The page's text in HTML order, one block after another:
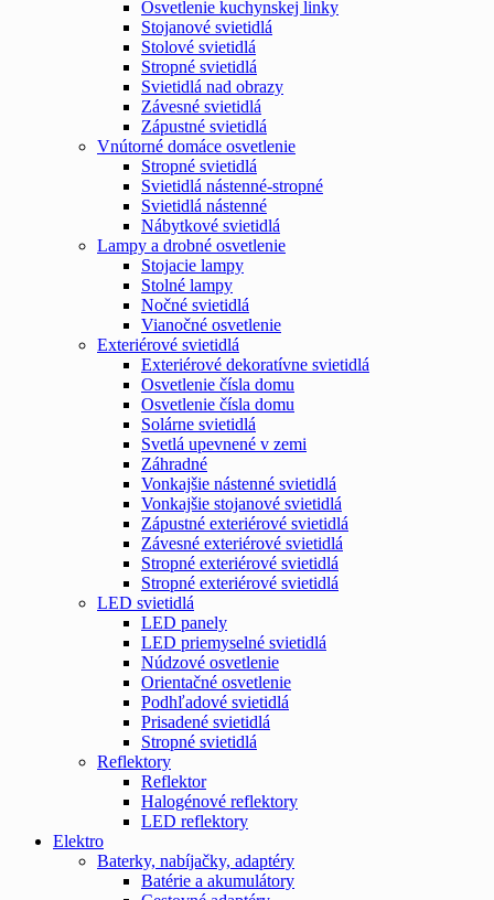
Osvetlenie kuchynskej linky
Stojanové svietidlá
Stolové svietidlá
Stropné svietidlá
Svietidlá nad obrazy
Závesné svietidlá
Zápustné svietidlá
Vnútorné domáce osvetlenie
Stropné svietidlá
Svietidlá nástenné-stropné
Svietidlá nástenné
Nábytkové svietidlá
Lampy a drobné osvetlenie
Stojacie lampy
Stolné lampy
Nočné svietidlá
Vianočné osvetlenie
Exteriérové svietidlá
Exteriérové dekoratívne svietidlá
Osvetlenie čísla domu
Osvetlenie čísla domu
Solárne svietidlá
Svetlá upevnené v zemi
Záhradné
Vonkajšie nástenné svietidlá
Vonkajšie stojanové svietidlá
Zápustné exteriérové svietidlá
Závesné exteriérové svietidlá
Stropné exteriérové svietidlá
Stropné exteriérové svietidlá
LED svietidlá
LED panely
LED priemyselné svietidlá
Núdzové osvetlenie
Orientačné osvetlenie
Podhľadové svietidlá
Prisadené svietidlá
Stropné svietidlá
Reflektory
Reflektor
Halogénové reflektory
LED reflektory
Elektro
Baterky, nabíjačky, adaptéry
Batérie a akumulátory